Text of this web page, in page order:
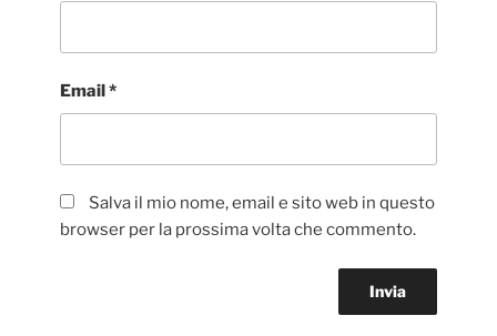
Email*
Salva il mio nome, email e sito web in questo
browser per la prossima volta che commento.